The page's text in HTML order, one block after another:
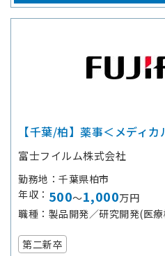
【千葉/柏】薬事＜メディ
富士フイルム株式会社
勤務地
千葉県柏市
年収
500～1,000万円
職種
製品開発／研究開発(医
第二新卒